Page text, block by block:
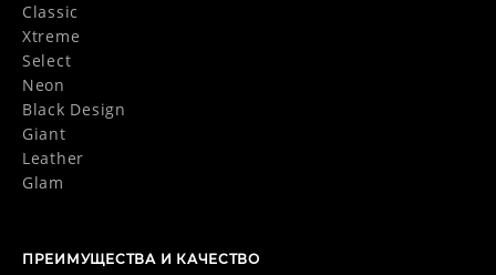
Classic
Xtreme
Select
Neon
Black Design
Giant
Leather
Glam
ПРЕИМУЩЕСТВА И КАЧЕСТВО